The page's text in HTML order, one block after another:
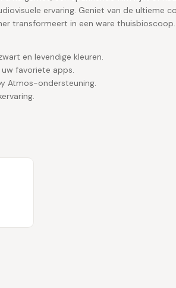
ervaring. Geniet van de ultieme
transformeert in een ware thuisbioscoop.
en levendige kleuren.
favoriete apps.
Atmos-ondersteuning.